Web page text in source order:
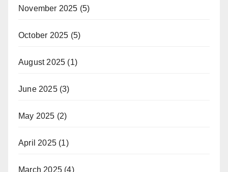
November 2025 (5)
October 2025 (5)
August 2025 (1)
June 2025(3)
May 2025 (2)
April 2025 (1)
March 2025 (4)